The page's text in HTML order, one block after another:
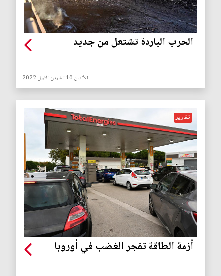
الحرب الباردة تشتعل من جديد
الأثنين 10 تشرين الاول 2022
تقارير
أزمة الطاقة تفجر الغضب في أوروبا